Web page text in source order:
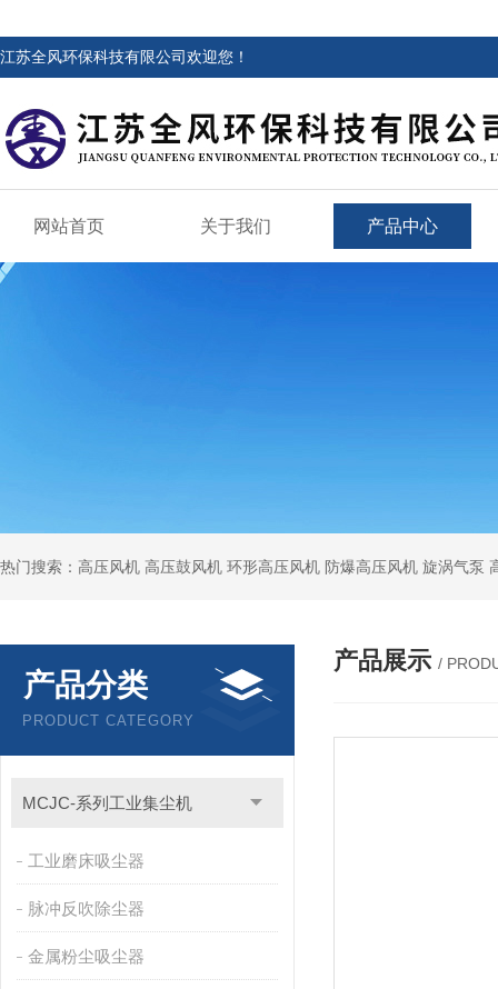
江苏全风环保科技有限公司欢迎您！
网站首页 关于我们 产品中心
热门搜索：高压风机 高压鼓风机 环形高压风机 防爆高压风机 旋涡气泵
产品分类
PRODUCT CATEGORY
MCJC-系列工业集尘机
工业磨床吸尘器
脉冲反吹除尘器
金属粉尘吸尘器
产品展示 /